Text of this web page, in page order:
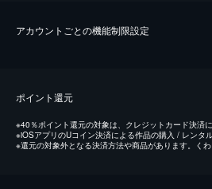
アカウントごとの機能制限設定
ポイント還元
※40％ポイント還元の対象は、クレジットカード決済
※iOSアプリのUコイン決済による作品の購入 / レンタ
※還元の対象外となる決済方法や商品があります。く